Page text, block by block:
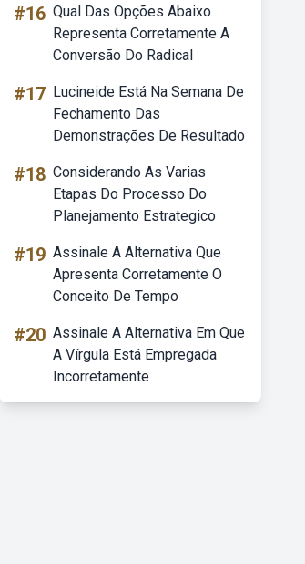
#16 Qual Das Opções Abaixo
Representa Corretamente A
Conversão Do Radical
#17 Lucineide Está Na Semana De
Fechamento Das
Demonstrações De Resultado
#18 Considerando As Varias
Etapas Do Processo Do
Planejamento Estrategico
#19 Assinale A Alternativa Que
Apresenta Corretamente O
Conceito De Tempo
#20 Assinale A Alternativa Em Que
A Vírgula Está Empregada
Incorretamente